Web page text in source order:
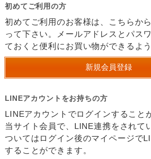
初めてご利用の方
初めてご利用のお客様は、こちらか
って下さい。メールアドレスとパス
ておくと便利にお買い物ができるよ
LINEアカウントをお持ちの方
LINEアカウントでログインすること
当サイト会員で、LINE連携をされて
ついてはログイン後のマイページで
することができます。